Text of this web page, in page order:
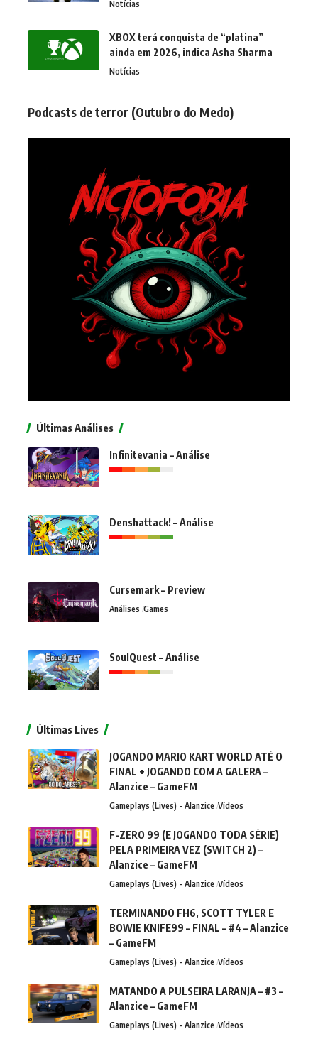
Notícias
XBOX terá conquista de “platina”
ainda em 2026, indica Asha Sharma
Notícias
Podcasts de terror (Outubro do Medo)
Últimas Análises
Infinitevania – Análise
Denshattack! – Análise
Cursemark – Preview
Análises Games
SoulQuest – Análise
Últimas Lives
JOGANDO MARIO KART WORLD ATÉ O
FINAL + JOGANDO COM A GALERA –
Alanzice – GameFM
Gameplays (Lives) - Alanzice Vídeos
F-ZERO 99 (E JOGANDO TODA SÉRIE)
PELA PRIMEIRA VEZ (SWITCH 2) –
Alanzice – GameFM
Gameplays (Lives) - Alanzice Vídeos
TERMINANDO FH6, SCOTT TYLER E
BOWIE KNIFE99 – FINAL – #4 – Alanzice
– GameFM
Gameplays (Lives) - Alanzice Vídeos
MATANDO A PULSEIRA LARANJA – #3 –
Alanzice – GameFM
Gameplays (Lives) - Alanzice Vídeos